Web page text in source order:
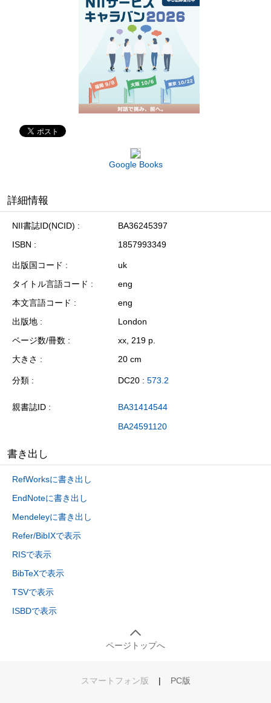
Google Books
詳細情報
NII書誌ID(NCID)
BA36245397
ISBN
1857993349
出版国コード
uk
タイトル言語コード
eng
本文言語コード
eng
出版地
London
ページ数/冊数
xx, 219 p.
大きさ
20 cm
分類 DC20 : 573.2
親書誌ID
BA31414544
BA24591120
書き出し
RefWorksに書き出し
EndNoteに書き出し
Mendeleyに書き出し
Refer/BibIXで表示
RISで表示
BibTeXで表示
TSVで表示
ISBDで表示
ページトップへ
スマートフォン版 | PC版